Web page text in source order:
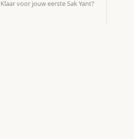
Klaar voor jouw eerste Sak Yant?